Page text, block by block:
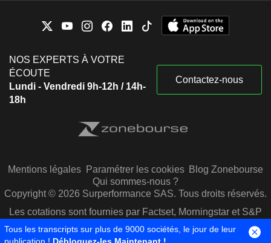
NOS EXPERTS À VOTRE
ÉCOUTE
Lundi - Vendredi 9h-12h / 14h-
18h
Contactez-nous
Mentions légales Paramétrer les cookies Blog Zonebourse
Qui sommes-nous ?
Copyright © 2026 Surperformance SAS. Tous droits réservés.
Les cotations sont fournies par Factset, Morningstar et S&P
Capital IQ
Tous les transcripts sur plus de 9000 sociétés, le jour de leur